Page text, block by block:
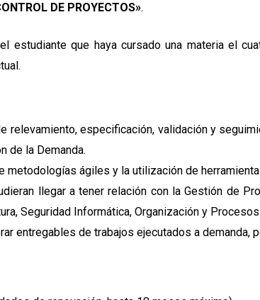
DE PROYECTOS».
estudiante que haya cursado una materia el
relevamiento, especificación, validación y
de la Demanda.
metodologías ágiles y la utilización de
llegar a tener relación con la Gestión de
Seguridad Informática, Organización y Procesos.
entregables de trabajos ejecutados a demanda,